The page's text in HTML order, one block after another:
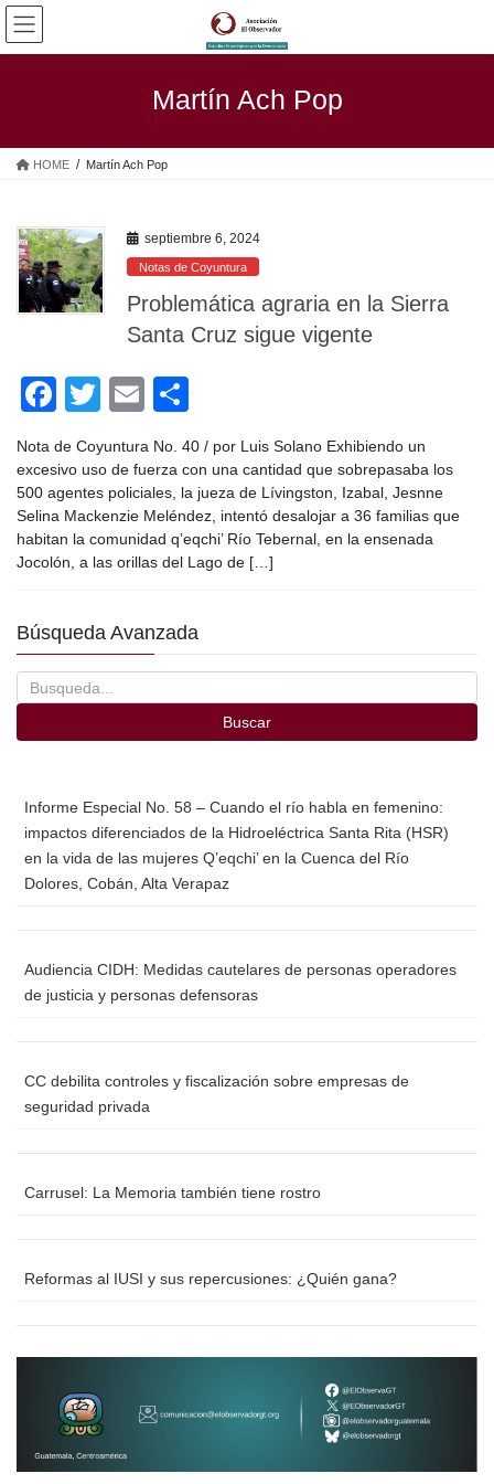
Saltar
contenido
Saltar
la
Martín Ach Pop
HOME Martín Ach Pop
septiembre 6, 2024
Notas de Coyuntura
Problemática agraria en la Sierra
Santa Cruz sigue vigente
F
a
c
e
b
o
k
T
tt
er
E
m
ail
o
m
p
ar
tir
Nota de Coyuntura No. 40 / por Luis Solano Exhibiendo un
excesivo uso de fuerza con una cantidad que sobrepasaba los
500 agentes policiales, la jueza de Lívingston, Izabal, Jesnne
Selina Mackenzie Meléndez, intentó desalojar a 36 familias que
habitan la comunidad q’eqchi’ Río Tebernal, en la ensenada
Jocolón, a las orillas del Lago de […]
Búsqueda Avanzada
Buscar
Informe Especial No. 58 – Cuando el río habla en femenino:
impactos diferenciados de la Hidroeléctrica Santa Rita (HSR)
en la vida de las mujeres Q’eqchi’ en la Cuenca del Río
Dolores, Cobán, Alta Verapaz
Audiencia CIDH: Medidas cautelares de personas operadores
de justicia y personas defensoras
CC debilita controles y fiscalización sobre empresas de
seguridad privada
Carrusel: La Memoria también tiene rostro
Reformas al IUSI y sus repercusiones: ¿Quién gana?